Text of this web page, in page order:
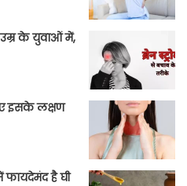
उम्र के युवाओं में,
इसके लक्षण
है घी